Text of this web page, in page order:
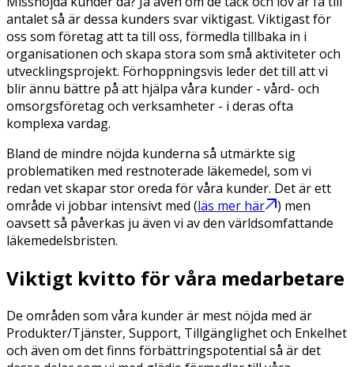
antalet så är dessa kunders svar viktigast. Viktigast för
oss som företag att ta till oss, förmedla tillbaka in i
organisationen och skapa stora som små aktiviteter och
utvecklingsprojekt. Förhoppningsvis leder det till att vi
blir ännu bättre på att hjälpa våra kunder - vård- och
omsorgsföretag och verksamheter - i deras ofta
komplexa vardag.
Bland de mindre nöjda kunderna så utmärkte sig
problematiken med restnoterade läkemedel, som vi
redan vet skapar stor oreda för våra kunder. Det är ett
område vi jobbar intensivt med (läs mer här
) men
oavsett så påverkas ju även vi av den världsomfattande
läkemedelsbristen.
Viktigt kvitto för våra medarbetare
De områden som våra kunder är mest nöjda med är
Produkter/Tjänster, Support, Tillgänglighet och Enkelhet
och även om det finns förbättringspotential så är det